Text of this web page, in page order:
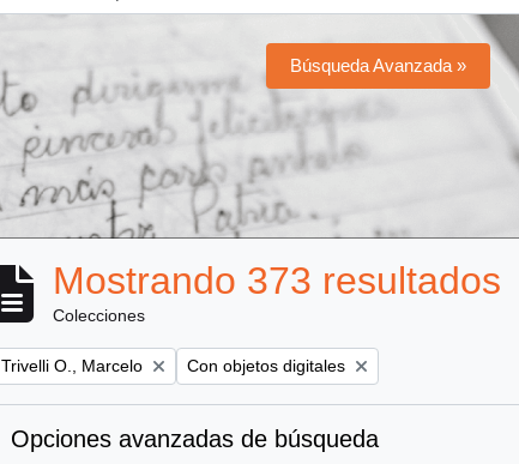
Búsqueda Avanzada »
Mostrando 373 resultados
Colecciones
Remove filter:
Trivelli O., Marcelo Remove filter:
Con objetos digitales
Opciones avanzadas de búsqueda